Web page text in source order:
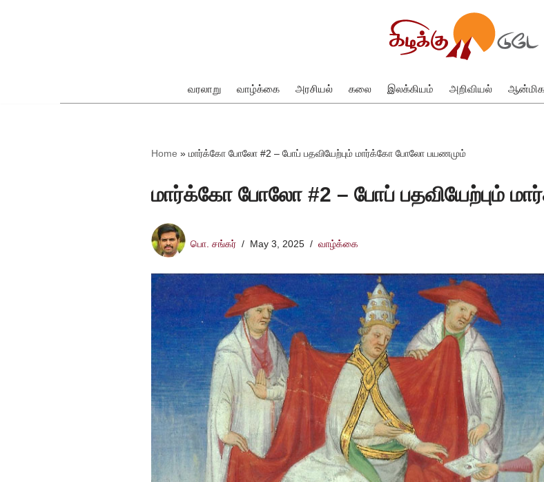
வரலாறு
வாழ்க்கை அரசியல் கலை இலக்கியம் அறிவியல்
Home » மார்க்கோ போலோ #2 – போப் பதவியேற்பும் மார்க்கோ போலோ பயணமும்
மார்க்கோ போலோ #2 – போப் பதவியேற்பும்
பொ. சங்கர் May 3, 2025 வாழ்க்கை